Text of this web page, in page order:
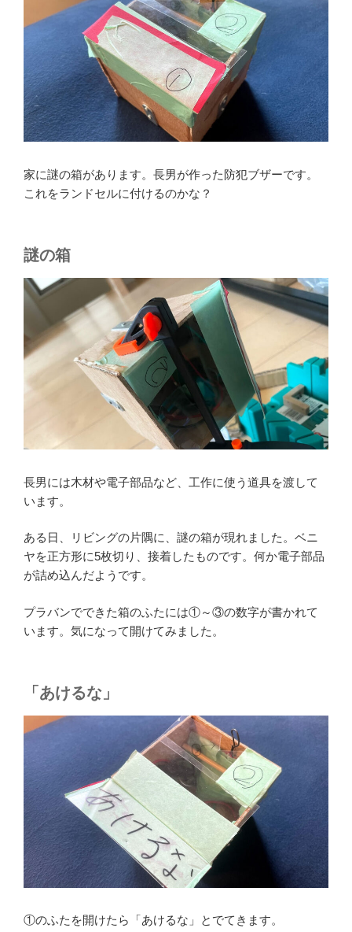
家に謎の箱があります。長男が作った防犯ブザーです。
これをランドセルに付けるのかな？
謎の箱
長男には木材や電子部品など、工作に使う道具を渡して
います。
ある日、リビングの片隅に、謎の箱が現れました。ベニ
ヤを正方形に5枚切り、接着したものです。何か電子部品
が詰め込んだようです。
プラバンでできた箱のふたには①～③の数字が書かれて
います。気になって開けてみました。
「あけるな」
①のふたを開けたら「あけるな」とでてきます。